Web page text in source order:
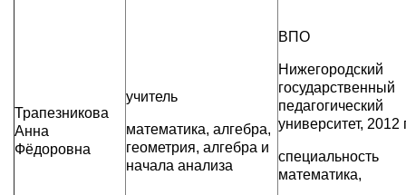
Трапезникова
Анна
Фёдоровна
учитель
математика, алгебра,
геометрия, алгебра и
начала анализа
ВПО
Нижегородский
государственный
педагогический
университет, 2012
специальность
математика,